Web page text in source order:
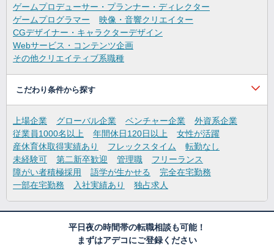
ゲームプロデューサー・プランナー・ディレクター
ゲームプログラマー
映像・音響クリエイター
CGデザイナー・キャラクターデザイン
Webサービス・コンテンツ企画
その他クリエイティブ系職種
こだわり条件から探す
上場企業 グローバル企業 ベンチャー企業
外資系企業
従業員1000名以上
年間休日120日以上
女性が活躍
産休育休取得実績あり
フレックスタイム
転勤なし
未経験可
第二新卒歓迎 管理職
フリーランス
障がい者積極採用
語学が生かせる
完全在宅勤務
一部在宅勤務
入社実績あり 独占求人
平日夜の時間帯の転職相談も可能！
まずはアデコにご登録ください